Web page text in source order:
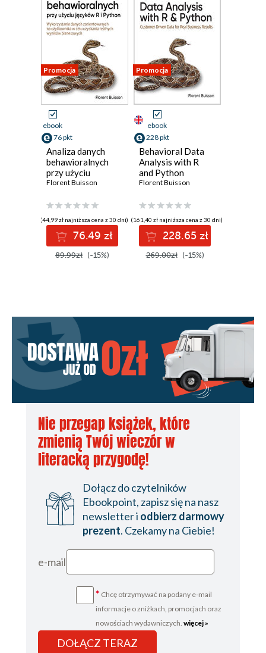
Promocja
ebook
76 pkt
Analiza danych
behawioralnych
przy użyciu
języków R i Python
Florent Buisson
(44,99 zł najniższa cena z 30 dni)
76.49 zł
89.99zł (-15%)
Promocja
ebook
228 pkt
Behavioral Data
Analysis with R
and Python
Florent Buisson
(161,40 zł najniższa cena z 30 dni)
228.65 zł
269.00zł (-15%)
Nie przegap książek, które
zmienią Twój wieczór w
literacką przygodę!
Dołącz do czytelników
Ebookpoint, zapisz się na nasz
newsletter i odbierz darmowy
prezent. Czekamy na Ciebie!
e-mail
* Chcę otrzymywać na podany e-mail
informacje o zniżkach, promocjach oraz
nowościach wydawniczych. więcej »
DOŁĄCZ TERAZ